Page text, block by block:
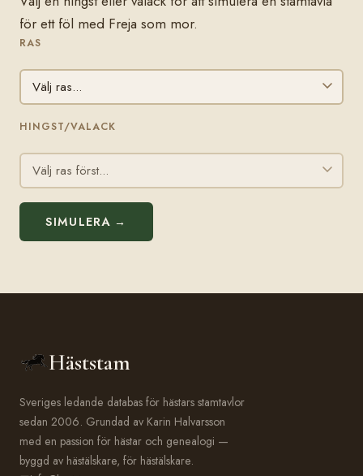
för ett föl med Freja som mor.
RAS
HINGST/VALACK
SIMULERA →
Häststam
Sveriges ledande databas för hästars stamtavlor
sedan 2006. Grundad av Karin Halvarsson
med en passion för hästar och genealogi —
byggd av hästälskare, för hästälskare.